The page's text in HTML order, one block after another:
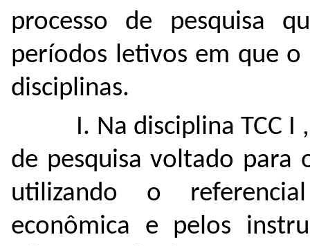
processo de pesquisa
períodos letivos em que
disciplinas.
I. Na disciplina TCC
de pesquisa voltado para
utilizando o
econômica e pelos